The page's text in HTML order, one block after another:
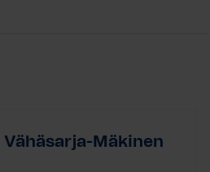
Vähäsarja-Mäkinen